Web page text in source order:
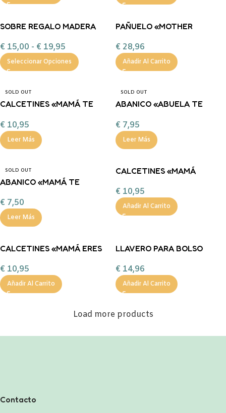
SOBRE REGALO MADERA
€ 15,00 - € 19,95
Seleccionar Opciones
PAÑUELO «MOTHER
€ 28,96
Añadir Al Carrito
SOLD OUT
CALCETINES «MAMÁ TE
€ 10,95
Leer Más
SOLD OUT
ABANICO «ABUELA TE
€ 7,95
Leer Más
SOLD OUT
ABANICO «MAMÁ TE
€ 7,50
Leer Más
CALCETINES «MAMÁ
SIEMPRE» UO
€ 10,95
Añadir Al Carrito
CALCETINES «MAMÁ ERES
POSITIVA» UO
€ 10,95
Añadir Al Carrito
LLAVERO PARA BOLSO
UO
€ 14,96
Añadir Al Carrito
Load more products
Contacto